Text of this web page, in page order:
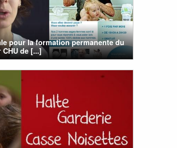
pour la formation permanente du
de [...]